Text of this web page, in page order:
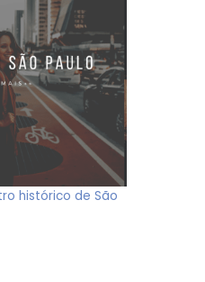
histórico de São